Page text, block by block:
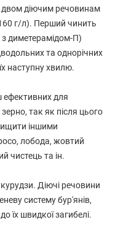
діючим речовинам
г/л). Перший чинить
з диметерамідом-П)
та однорічних
наступну хвилю.
ефективних для
так як після цього
іншими
лобода, жовтий
чистець та ін.
Діючі речовини
систему бур'янів,
їх швидкої загибелі.